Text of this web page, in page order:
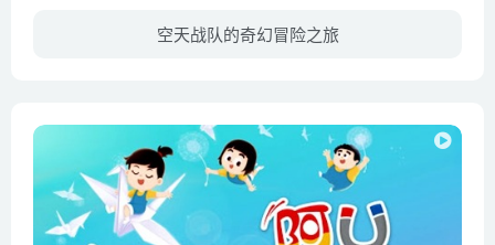
空天战队的奇幻冒险之旅